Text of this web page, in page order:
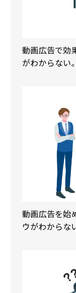
動画広告で効
がわからない。
動画広告を始
ウがわからな